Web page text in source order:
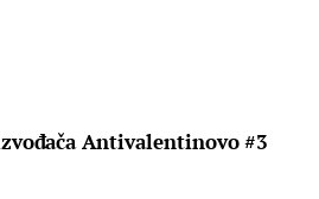
Antivalentinovo #3